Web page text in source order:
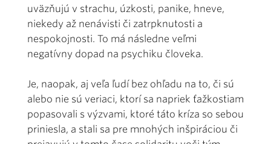
uväzňujú v strachu, úzkosti, panike, hneve,
niekedy až nenávisti či zatrpknutosti a
nespokojnosti. To má následne veľmi
negatívny dopad na psychiku človeka.
Je, naopak, aj veľa ľudí bez ohľadu na to, či sú
alebo nie sú veriaci, ktorí sa napriek ťažkostiam
popasovali s výzvami, ktoré táto krí­za so sebou
priniesla, a stali sa pre mnohých inšpiráciou či